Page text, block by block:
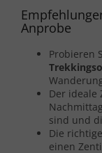
Anprobe
Probieren
Der ideale
sind und
Die
einen